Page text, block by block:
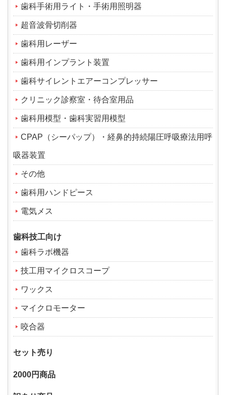
歯科手術用ライト・手術用照明器
超音波骨切削器
歯科用レーザー
歯科用インプラント装置
歯科サイレントエアーコンプレッサー
クリニック診察室・待合室用品
歯科用模型・歯科実習用模型
CPAP（シーパップ）・経鼻的持続陽圧呼吸療法用呼
吸器装置
その他
歯科用ハンドピース
電気メス
歯科技工向け
歯科ラボ機器
技工用マイクロスコープ
ワックス
マイクロモーター
咬合器
セット売り
2000円商品